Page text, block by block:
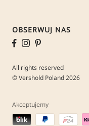
OBSERWUJ NAS
All rights reserved
© Vershold Poland 2026
Akceptujemy